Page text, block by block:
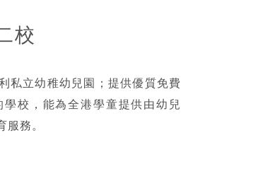
校
私立幼稚幼兒園；提供優質免費
校，能為全港學童提供由幼兒
務。